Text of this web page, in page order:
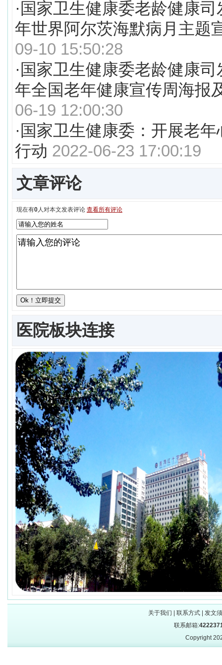
· 国家卫生健康委老龄健康司
年世界阿尔茨海默病月主题
09-10 15:50:28
· 国家卫生健康委老龄健康司
年全国老年健康宣传周海报
06-19 12:00:30
· 国家卫生健康委：开展老年
行动 2022-06-23 17:00:19
文章评论
现在有0人对本文发表评论 查看所有评论
医院板块连接
关于我们 联系方式| 发文
联系邮箱:
Copyright